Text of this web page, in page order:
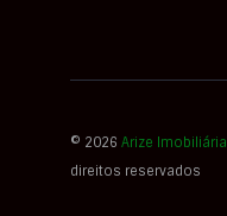
© 2026 Arize Imobiliária
direitos reservados